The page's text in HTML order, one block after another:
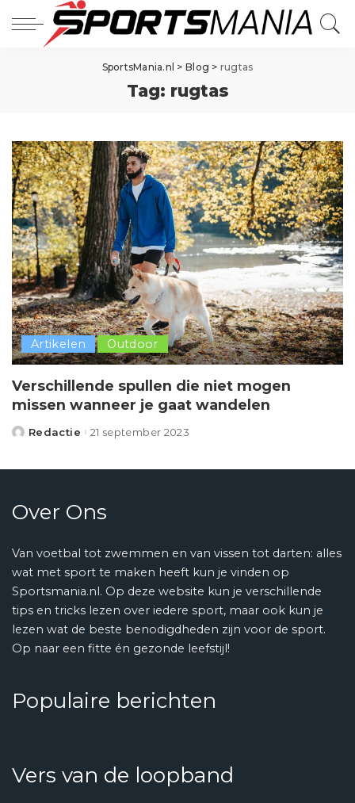
SportsMania.nl > Blog > rugtas
Tag: rugtas
Artikelen Outdoor
Verschillende spullen die niet mogen
missen wanneer je gaat wandelen
Posted
Redactie 21 september 2023
Over Ons
Van voetbal tot zwemmen en van vissen tot darten: alles
wat met sport te maken heeft kun je vinden op
Sportsmania.nl. Op deze website kun je verschillende
tips en tricks lezen over iedere sport, maar ook kun je
lezen wat de beste benodigdheden zijn voor de sport.
Op naar een fitte én gezonde leefstijl!
Populaire berichten
Vers van de loopband